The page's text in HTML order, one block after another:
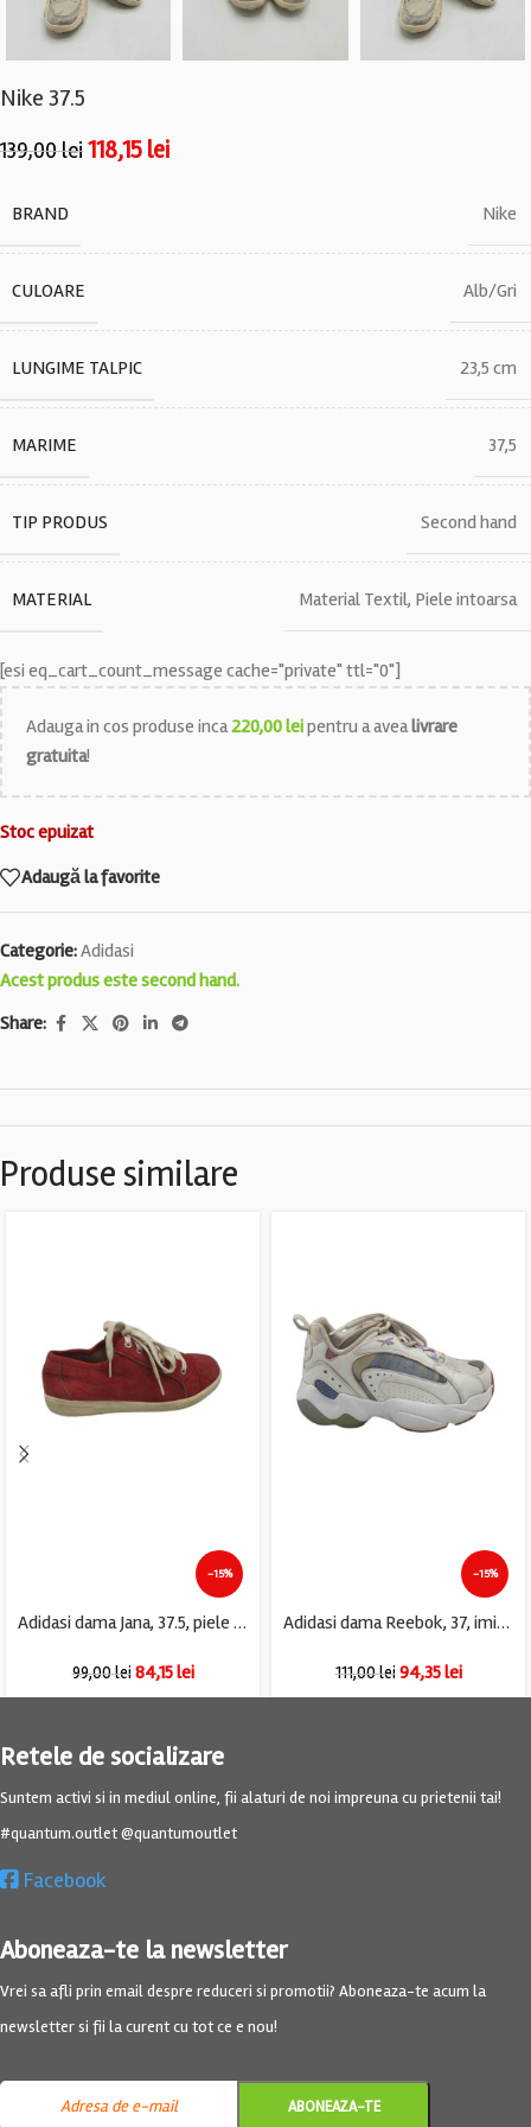
Nike 37.5
139,00lei118,15 lei
BRAND Nike
CULOARE Alb/Gri
LUNGIME TALPIC 23,5 cm
MARIME 37,5
TIP PRODUS Second hand
MATERIAL Material Textil, Piele intoarsa
[esi eq_cart_count_message cache="private" ttl="0"]
Adauga in cos produse inca220,00leipentru a avealivrare
gratuita!
Stoc epuizat
Adaugă la favorite
Categorie:Adidasi
Acest produs este second hand.
Share:
Produse similare
-15%
Adidasi dama Jana, 37.5, piele intoarsa, rosu
99,00lei 84,15lei
-15%
Adidasi dama Reebok, 37, imitatie de piele, material textil, piele, alb
111,00lei 94,35lei
Retele de socializare
Suntem activi si in mediul online, fii alaturi de noi impreuna cu prietenii tai!
#quantum.outlet @quantumoutlet
Facebook
Aboneaza-te la newsletter
Vrei sa afli prin email despre reduceri si promotii? Aboneaza-te acum la
newsletter si fii la curent cu tot ce e nou!